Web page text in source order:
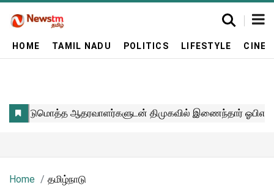
HOME TAMIL NADU POLITICS LIFESTYLE
Home தமிழ்நாடு